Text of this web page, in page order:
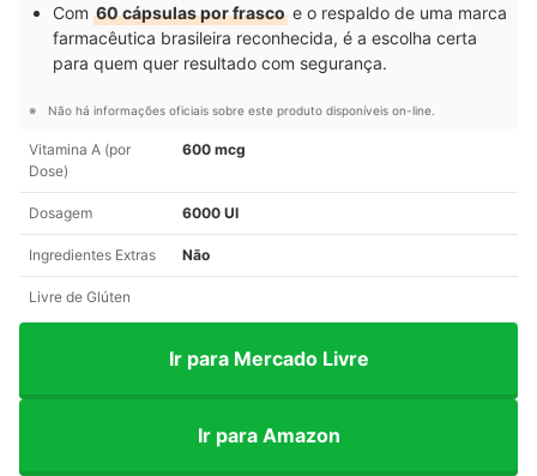
Com 60 cápsulas por frasco e o respaldo de uma marca
farmacêutica brasileira reconhecida, é a escolha certa
para quem quer resultado com segurança.
Não há informações oficiais sobre este produto disponíveis on-line.
Vitamina A (por
Dose)
600 mcg
Dosagem 6000 UI
Ingredientes Extras Não
Livre de Glúten
Ir para Mercado Livre
Ir para Amazon